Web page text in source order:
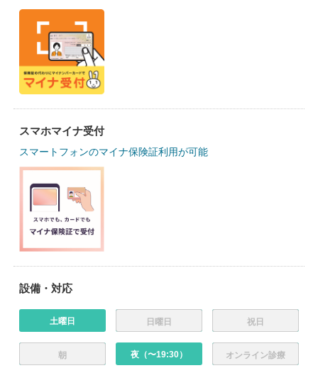
スマホマイナ受付
スマートフォンのマイナ保険証利用が可能
設備・対応
土曜日 日曜日 祝日
朝 夜（〜19:30） オンライン診療